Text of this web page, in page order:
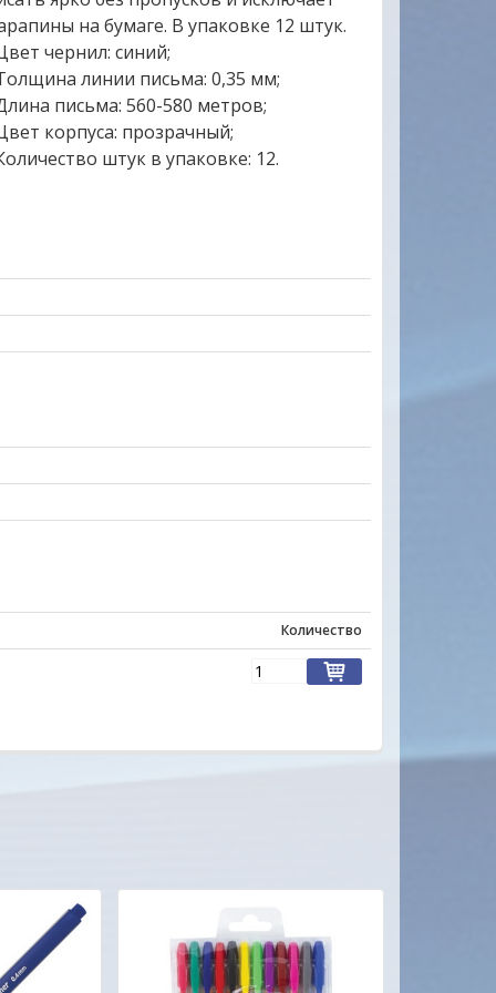
МО-ЛОД-ЦЫ !!!
вовремя. Качеством довольна. Буду
на бумаге. В упаковке 12 штук.
чернил: синий;
линии письма: 0,35 мм;
письма: 560-580 метров;
корпуса: прозрачный;
штук в упаковке: 12.
Количество